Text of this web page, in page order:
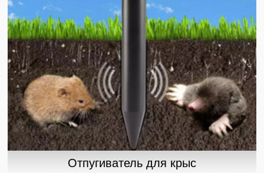
Отпугиватель для крыс